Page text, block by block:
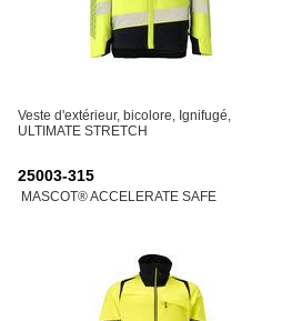
Veste d'extérieur, bicolore, Ignifugé,
ULTIMATE STRETCH
25003-315
MASCOT® ACCELERATE SAFE